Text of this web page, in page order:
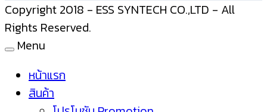
Copyright 2018 - ESS SYNTECH CO.,LTD - All
Rights Reserved.
Menu
หน้าแรก
สินค้า